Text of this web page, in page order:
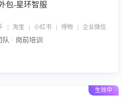
包-星环智服
| 淘宝 | 小红书 | 得物 | 企业微信
· 岗前培训
生效中